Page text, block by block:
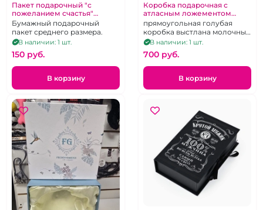
Пакет подарочный "с
пожеланием счастья"
средний 33х25 см
Бумажный подарочный
пакет среднего размера.
В наличии: 1 шт.
150 pуб.
В корзину
Коробка подарочная с
атласным ложементом
большая "FG" цвет Тиффани
прямоугольная голубая
коробка выстлана молочным
атласом
В наличии: 1 шт.
700 pуб.
В корзину